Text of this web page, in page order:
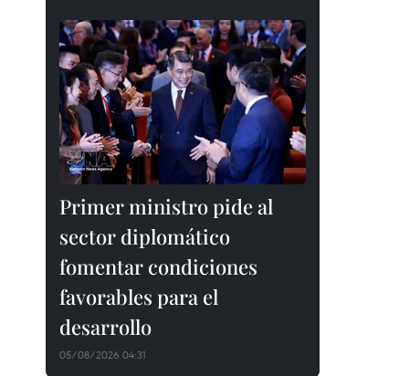
Primer ministro pide al
sector diplomático
fomentar condiciones
favorables para el
desarrollo
05/08/2026 04:31